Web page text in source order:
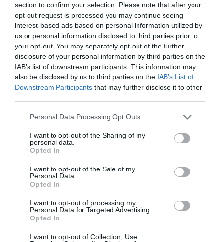
section to confirm your selection. Please note that after your
opt-out request is processed you may continue seeing
interest-based ads based on personal information utilized by
us or personal information disclosed to third parties prior to
your opt-out. You may separately opt-out of the further
disclosure of your personal information by third parties on the
IAB’s list of downstream participants. This information may
also be disclosed by us to third parties on the IAB’s List of
Downstream Participants that may further disclose it to other
Personal Data Processing Opt Outs
I want to opt-out of the Sharing of my
personal data.
Opted In
I want to opt-out of the Sale of my
Personal Data.
Opted In
I want to opt-out of processing my
Personal Data for Targeted Advertising.
Opted In
I want to opt-out of Collection, Use,
C D
B
D
A R
A
P
A P E
R
O
L E A
R
S
A L M
O
T
I O S
Untar uma forma:
L A
R
Investimento de renda fixa de empréstimo ao banco
D
B
Irmãos da mãe ou do pai:
O Lama religioso que vive na Índia:
A L A
I